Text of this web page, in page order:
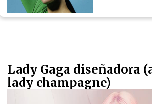
Lady Gaga diseñadora
lady champagne)